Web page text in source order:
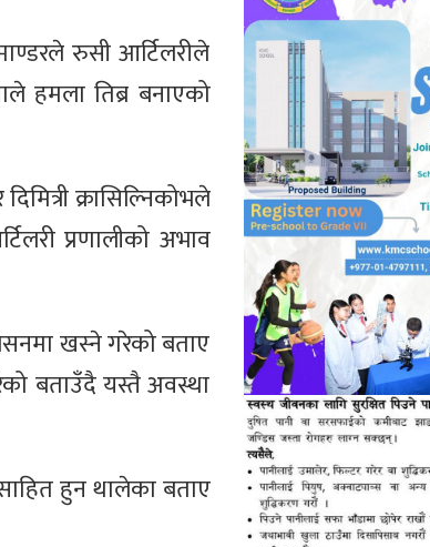
रुसी आर्टिलरीले
हमला तिब्र बनाएको
क्रासिल्निकोभले
प्रणालीको अभाव
खस्ने गरेको बताए
बताउँदै यस्तै अवस्था
हुन थालेका बताए